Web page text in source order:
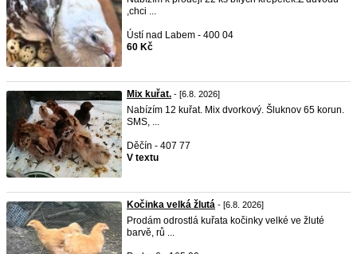
,chci ...
Ústí nad Labem - 400 04
60 Kč
Mix kuřat. - [6.8. 2026]
Nabízím 12 kuřat. Mix dvorkový. Šluknov 65 korun.
SMS, ...
Děčín - 407 77
V textu
Kočinka velká žlutá - [6.8. 2026]
Prodám odrostlá kuřata kočinky velké ve žluté
barvě, rů ...